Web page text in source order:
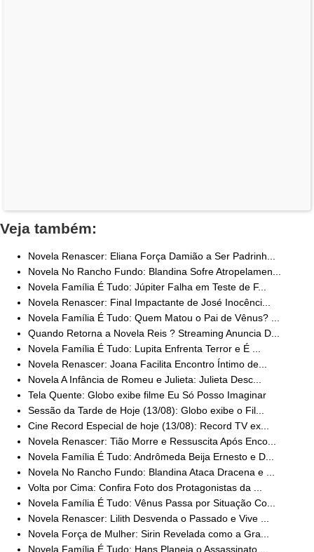
Veja também:
Novela Renascer: Eliana Força Damião a Ser Padrinh...
Novela No Rancho Fundo: Blandina Sofre Atropelamen...
Novela Família É Tudo: Júpiter Falha em Teste de F...
Novela Renascer: Final Impactante de José Inocênci...
Novela Família É Tudo: Quem Matou o Pai de Vênus? ...
Quando Retorna a Novela Reis ? Streaming Anuncia D...
Novela Família É Tudo: Lupita Enfrenta Terror e É ...
Novela Renascer: Joana Facilita Encontro Íntimo de...
Novela A Infância de Romeu e Julieta: Julieta Desc...
Tela Quente: Globo exibe filme Eu Só Posso Imaginar
Sessão da Tarde de Hoje (13/08): Globo exibe o Fil...
Cine Record Especial de hoje (13/08): Record TV ex...
Novela Renascer: Tião Morre e Ressuscita Após Enco...
Novela Família É Tudo: Andrômeda Beija Ernesto e D...
Novela No Rancho Fundo: Blandina Ataca Dracena e ...
Volta por Cima: Confira Foto dos Protagonistas da ...
Novela Família É Tudo: Vênus Passa por Situação Co...
Novela Renascer: Lilith Desvenda o Passado e Vive ...
Novela Força de Mulher: Sirin Revelada como a Gra...
Novela Família É Tudo: Hans Planeja o Assassinato ...